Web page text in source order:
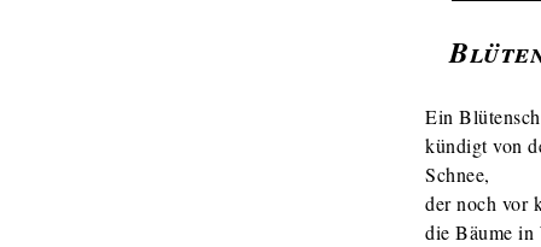
Ein
kündigt von
Schnee,
der noch vor
die Bäume in